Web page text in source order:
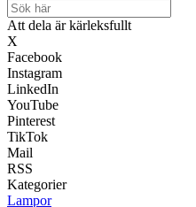
Att dela är kärleksfullt
X
Facebook
Instagram
LinkedIn
YouTube
Pinterest
TikTok
Mail
RSS
Kategorier
Lampor